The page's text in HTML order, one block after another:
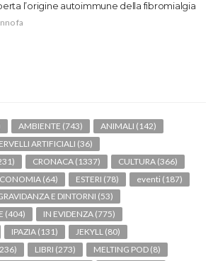
l’origine autoimmune della fibromialgia
fa
AMBIENTE (743) ANIMALI (142)
ARTIFICIALI (36)
CRONACA (1337) CULTURA (366)
(64) ESTERI (78) eventi (187)
E DINTORNI (53)
(404) IN EVIDENZA (775)
IPAZIA (131) JEKYLL (80)
LIBRI (273) MELTING POD (8)